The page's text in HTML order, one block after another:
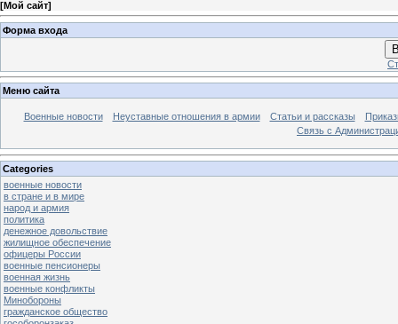
[Мой сайт]
Форма входа
Меню сайта
Военные новости Неуставные отношения в армии Статьи и рассказы
Связь с
Categories
военные новости
в стране и в мире
народ и армия
политика
денежное довольствие
жилищное обеспечение
офицеры России
военные пенсионеры
военная жизнь
военные конфликты
Минобороны
гражданское общество